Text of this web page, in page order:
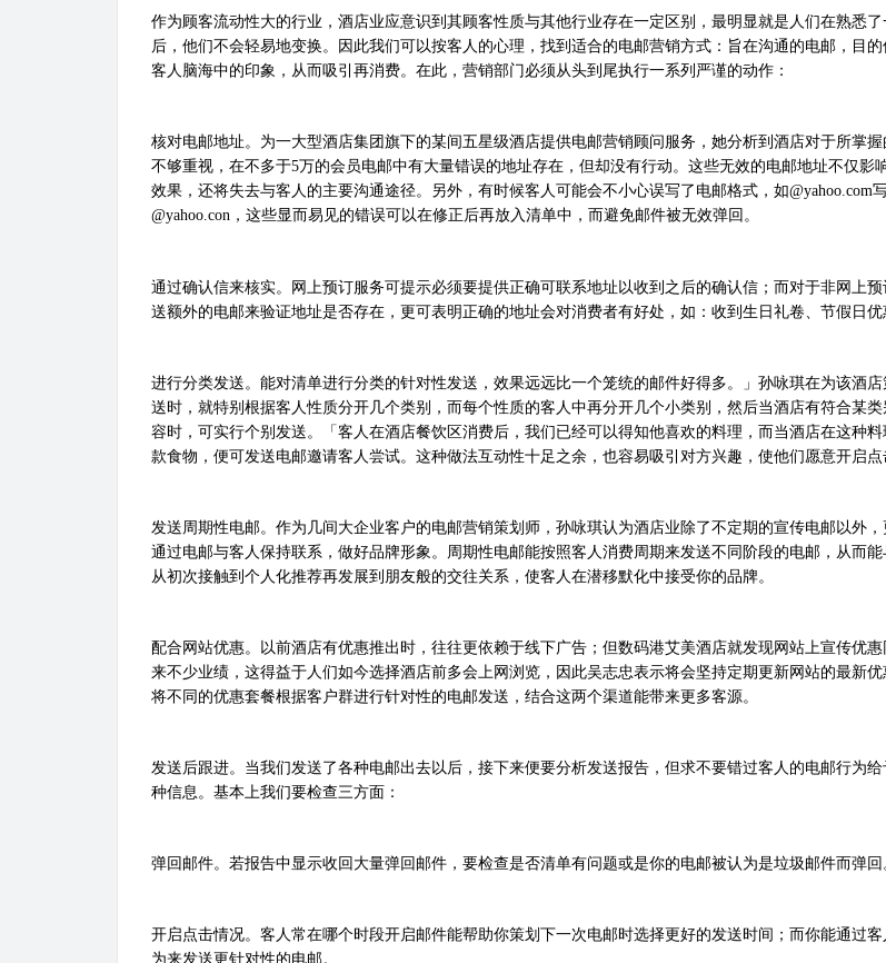
作为顾客流动性大的行业，酒店业应意识到其顾客性质与其他行业存在一定区别，最明显就是人们在熟悉了
后，他们不会轻易地变换。因此我们可以按客人的心理，找到适合的电邮营销方式：旨在沟通的电邮，目
客人脑海中的印象，从而吸引再消费。在此，营销部门必须从头到尾执行一系列严谨的动作：
核对电邮地址。为一大型酒店集团旗下的某间五星级酒店提供电邮营销顾问服务，她分析到酒店对于所掌
不够重视，在不多于5万的会员电邮中有大量错误的地址存在，但却没有行动。这些无效的电邮地址不仅影
效果，还将失去与客人的主要沟通途径。另外，有时候客人可能会不小心误写了电邮格式，如@yahoo.com
@yahoo.con ，这些显而易见的错误可以在修正后再放入清单中，而避免邮件被无效弹回。
通过确认信来核实。网上预订服务可提示必须要提供正确可联系地址以收到之后的确认信；而对于非网上
送额外的电邮来验证地址是否存在，更可表明正确的地址会对消费者有好处，如：收到生日礼卷、节假日优
进行分类发送。能对清单进行分类的针对性发送，效果远远比一个笼统的邮件好得多。」孙咏琪在为该酒
送时，就特别根据客人性质分开几个类别，而每个性质的客人中再分开几个小类别，然后当酒店有符合某
容时，可实行个别发送。「客人在酒店餐饮区消费后，我们已经可以得知他喜欢的料理，而当酒店在这种
款食物，便可发送电邮邀请客人尝试。这种做法互动性十足之余，也容易吸引对方兴趣，使他们愿意开启点
发送周期性电邮。作为几间大企业客户的电邮营销策划师，孙咏琪认为酒店业除了不定期的宣传电邮以外
通过电邮与客人保持联系，做好品牌形象。周期性电邮能按照客人消费周期来发送不同阶段的电邮，从而
从初次接触到个人化推荐再发展到朋友般的交往关系，使客人在潜移默化中接受你的品牌。
配合网站优惠。以前酒店有优惠推出时，往往更依赖于线下广告；但数码港艾美酒店就发现网站上宣传优
来不少业绩，这得益于人们如今选择酒店前多会上网浏览，因此吴志忠表示将会坚持定期更新网站的最新
将不同的优惠套餐根据客户群进行针对性的电邮发送，结合这两个渠道能带来更多客源。
发送后跟进。当我们发送了各种电邮出去以后，接下来便要分析发送报告，但求不要错过客人的电邮行为
种信息。基本上我们要检查三方面：
弹回邮件。若报告中显示收回大量弹回邮件，要检查是否清单有问题或是你的电邮被认为是垃圾邮件而弹回
开启点击情况。客人常在哪个时段开启邮件能帮助你策划下一次电邮时选择更好的发送时间；而你能通过
为来发送更针对性的电邮。